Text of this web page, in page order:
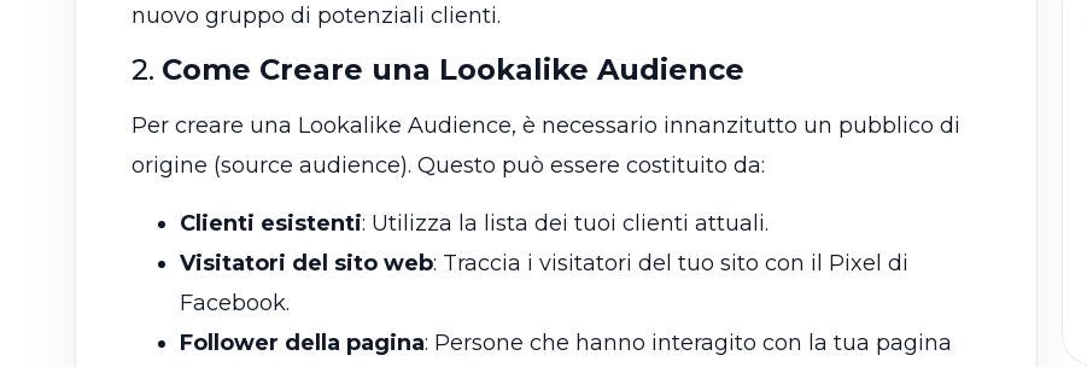
nuovo gruppo di potenziali clienti.
2. Come Creare una Lookalike Audience
Per creare una Lookalike Audience, è necessario innanzitutto un pubblico di
origine (source audience). Questo può essere costituito da:
Clienti esistenti: Utilizza la lista dei tuoi clienti attuali.
Visitatori del sito web: Traccia i visitatori del tuo sito con il Pixel di
Facebook.
Follower della pagina: Persone che hanno interagito con la tua pagina